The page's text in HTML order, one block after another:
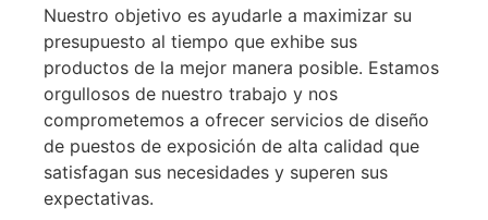
Nuestro objetivo es ayudarle a maximizar su
presupuesto al tiempo que exhibe sus
productos de la mejor manera posible. Estamos
orgullosos de nuestro trabajo y nos
comprometemos a ofrecer servicios de diseño
de puestos de exposición de alta calidad que
satisfagan sus necesidades y superen sus
expectativas.